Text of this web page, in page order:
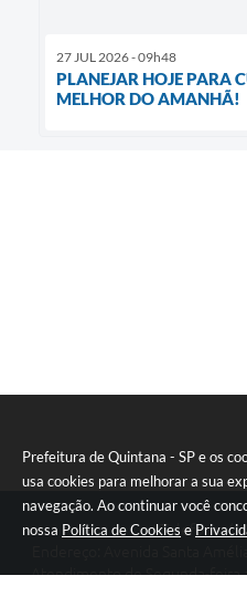
Prefeitura de Quintana - SP e os
usa cookies para melhorar a sua
navegação. Ao continuar você
nossa Política de Cookies e
27 JUL 2026 - 09h48
PLANEJAR HOJE PARA
MELHOR DO AMANHÃ!
Telefone:
Endereço: Avenida Santa
Atendimento de Segunda-feira